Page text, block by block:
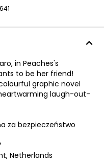
in Peaches's
to be her friend!
graphic novel
laugh-out-
za bezpieczeństwo
Netherlands